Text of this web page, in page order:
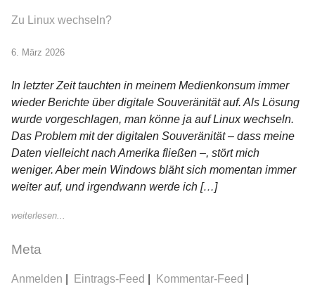
Zu Linux wechseln?
6. März 2026
In letzter Zeit tauchten in meinem Medienkonsum immer
wieder Berichte über digitale Souveränität auf. Als Lösung
wurde vorgeschlagen, man könne ja auf Linux wechseln.
Das Problem mit der digitalen Souveränität – dass meine
Daten vielleicht nach Amerika fließen –, stört mich
weniger. Aber mein Windows bläht sich momentan immer
weiter auf, und irgendwann werde ich […]
weiterlesen...
Meta
Anmelden Eintrags-Feed
Kommentar-Feed